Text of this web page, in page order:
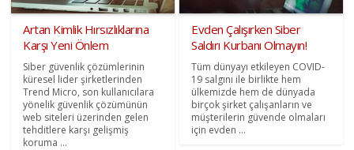
Artan Kimlik Hırsızlıklarına
Karşı Yeni Önlem
Siber güvenlik çözümlerinin
küresel lider şirketlerinden
Trend Micro, son kullanıcılara
yönelik güvenlik çözümünün
web siteleri üzerinden gelen
tehditlere karşı gelişmiş
koruma ...
Evden Çalışırken Siber
Saldırı Kurbanı Olmayın!
Tüm dünyayı etkileyen COVID-
19 salgını ile birlikte hem
ülkemizde hem de dünyada
birçok şirket çalışanların ve
müşterilerin güvende olmaları
için evden ...